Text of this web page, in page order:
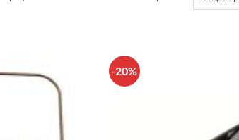
στην λίστα
επιθυμιών
-20%